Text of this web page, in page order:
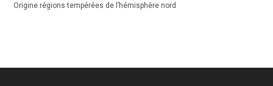
Origine régions tempérées de l’hémisphère nord